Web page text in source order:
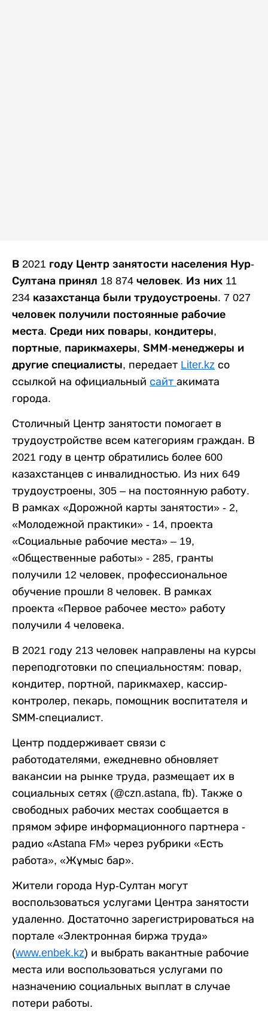
В 2021 году Центр занятости населения Нур-
Султана принял 18 874 человек. Из них 11
234 казахстанца были трудоустроены. 7 027
человек получили постоянные рабочие
места. Среди них повары, кондитеры,
портные, парикмахеры, ЅММ-менеджеры и
другие специалисты, передает Liter.kz со
ссылкой на официальный сайт акимата
города.
Столичный Центр занятости помогает в
трудоустройстве всем категориям граждан. В
2021 году в центр обратились более 600
казахстанцев с инвалидностью. Из них 649
трудоустроены, 305 – на постоянную работу.
В рамках «Дорожной карты занятости» - 2,
«Молодежной практики» - 14, проекта
«Социальные рабочие места» – 19,
«Общественные работы» - 285, гранты
получили 12 человек, профессиональное
обучение прошли 8 человек. В рамках
проекта «Первое рабочее место» работу
получили 4 человека.
В 2021 году 213 человек направлены на курсы
переподготовки по специальностям: повар,
кондитер, портной, парикмахер, кассир-
контролер, пекарь, помощник воспитателя и
ЅММ-специалист.
Центр поддерживает связи с
работодателями, ежедневно обновляет
вакансии на рынке труда, размещает их в
социальных сетях (@czn.astana, fb). Также о
свободных рабочих местах сообщается в
прямом эфире информационного партнера -
радио «Аstana FM» через рубрики «Есть
работа», «Жұмыс бар».
Жители города Нур-Султан могут
воспользоваться услугами Центра занятости
удаленно. Достаточно зарегистрироваться на
портале «Электронная биржа труда»
(www.enbek.kz) и выбрать вакантные рабочие
места или воспользоваться услугами по
назначению социальных выплат в случае
потери работы.